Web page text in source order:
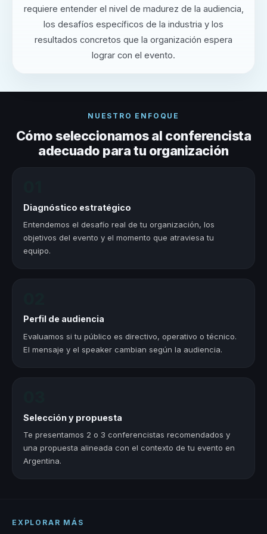
requiere entender el nivel de madurez de la audiencia,
los desafíos específicos de la industria y los
resultados concretos que la organización espera
lograr con el evento.
NUESTRO ENFOQUE
Cómo seleccionamos al conferencista
adecuado para tu organización
Diagnóstico estratégico
Entendemos el desafío real de tu organización, los
objetivos del evento y el momento que atraviesa tu
equipo.
Perfil de audiencia
Evaluamos si tu público es directivo, operativo o técnico.
El mensaje y el speaker cambian según la audiencia.
Selección y propuesta
Te presentamos 2 o 3 conferencistas recomendados y
una propuesta alineada con el contexto de tu evento en
Argentina.
EXPLORAR MÁS